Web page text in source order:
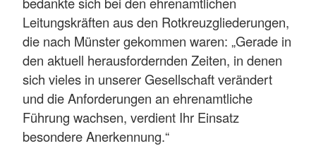
Leitungskräften aus den Rotkreuzgliederungen,
die nach Münster gekommen waren: „Gerade in
den aktuell herausfordernden Zeiten, in denen
sich vieles in unserer Gesellschaft verändert
und die Anforderungen an ehrenamtliche
Führung wachsen, verdient Ihr Einsatz
besondere Anerkennung.“